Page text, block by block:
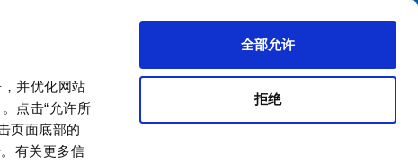
并优化网站
点击“允许所
页面底部的
有关更多信
全部允许
拒绝
联系我们